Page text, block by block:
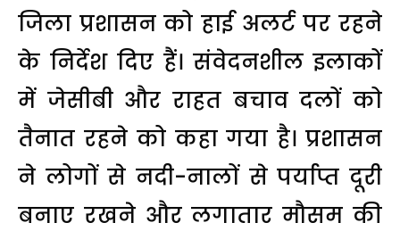
जिला प्रशासन को हाई अलर्ट पर रहने
के निर्देश दिए हैं। संवेदनशील इलाकों
में जेसीबी और राहत बचाव दलों को
तैनात रहने को कहा गया है। प्रशासन
ने लोगों से नदी-नालों से पर्याप्त दूरी
बनाए रखने और लगातार मौसम की